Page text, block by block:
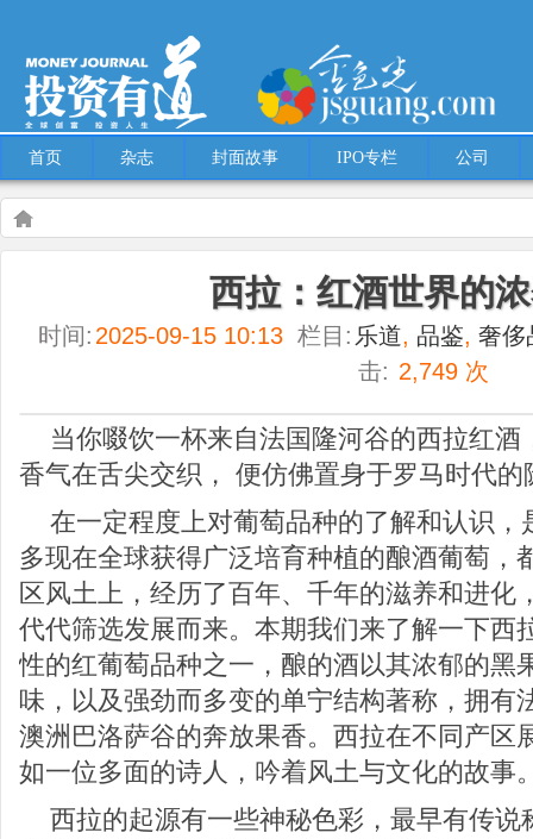
首页 杂志 封面故事 IPO专栏 公司
Warning: Use of undefined constant multiple - assumed 'multiple' (this will throw
content/themes/Hcms/single.phpon line5
乐道 multiple
品鉴 奢侈品 生活 西拉：红酒世界的浓烈诗篇
西拉：红酒世界的
时间: 2025-09-15 10:13 栏目: 乐道, 品鉴, 奢侈
击: 2,749 次
当你啜饮一杯来自法国隆河谷的西拉红
香气在舌尖交织， 便仿佛置身于罗马时代的
在一定程度上对葡萄品种的了解和认识
多现在全球获得广泛培育种植的酿酒葡萄，
区风土上，经历了百年、千年的滋养和进化
代代筛选发展而来。本期我们来了解一下西
性的红葡萄品种之一，酿的酒以其浓郁的黑
味，以及强劲而多变的单宁结构著称，拥有
澳洲巴洛萨谷的奔放果香。西拉在不同产区
如一位多面的诗人，吟着风土与文化的故事
西拉的起源有一些神秘色彩，最早有传